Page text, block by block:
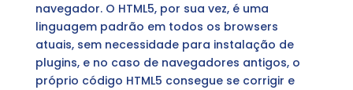
navegador. O HTML5, por sua vez, é uma
linguagem padrão em todos os browsers
atuais, sem necessidade para instalação de
plugins, e no caso de navegadores antigos, o
próprio código HTML5 consegue se corrigir e